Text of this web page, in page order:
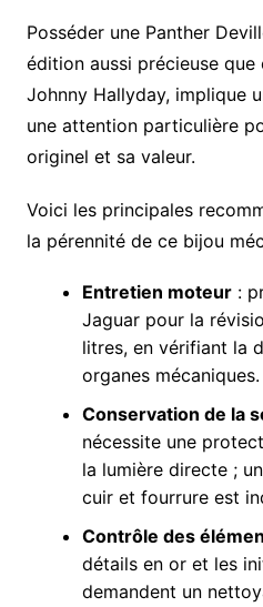
Posséder une Panther
édition aussi précieuse
Johnny Hallyday, implique
une attention particulière
originel et sa valeur.
Voici les principales
la pérennité de ce bijou
Entretien moteur:
Jaguar pour la
litres, en vérifiant la
organes mécaniques.
Conservation de la
nécessite une
la lumière directe ;
cuir et fourrure est
Contrôle des
détails en or et les
demandent un